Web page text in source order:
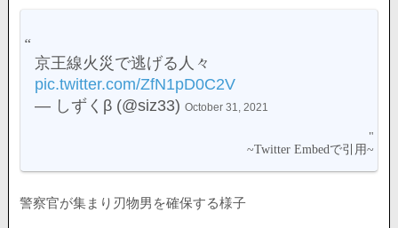
京王線火災で逃げる人々
pic.twitter.com/ZfN1pD0C2V
— しずくβ (@siz33)October 31, 2021
警察官が集まり刃物男を確保する様子